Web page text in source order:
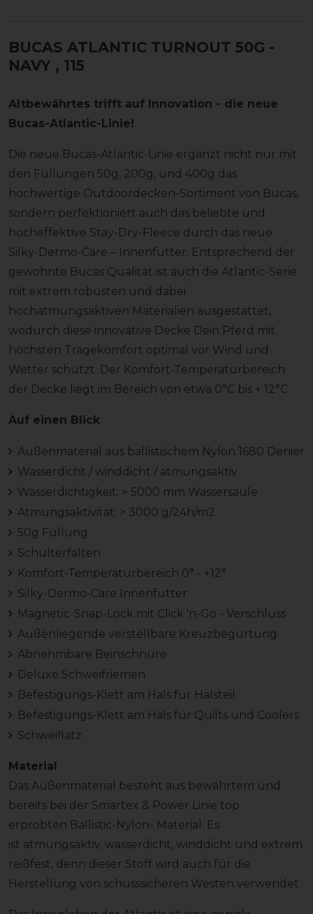
BUCAS ATLANTIC TURNOUT 50G -
NAVY , 115
Altbewährtes trifft auf Innovation - die neue
Bucas-Atlantic-Linie!
Die neue Bucas-Atlantic-Linie ergänzt nicht nur mit
den Füllungen 50g, 200g, und 400g das
hochwertige Outdoordecken-Sortiment von Bucas,
sondern perfektioniert auch das beliebte und
hocheffektive Stay-Dry-Fleece durch das neue
Silky-Dermo-Care – Innenfutter. Entsprechend der
gewohnte Bucas Qualität ist auch die Atlantic-Serie
mit extrem robusten und dabei
hochatmungsaktiven Materialien ausgestattet,
wodurch diese innovative Decke Dein Pferd mit
höchsten Tragekomfort optimal vor Wind und
Wetter schützt. Der Komfort-Temperaturbereich
der Decke liegt im Bereich von etwa 0°C bis + 12°C.
Auf einen Blick
Außenmaterial aus ballistischem Nylon 1680 Denier
Wasserdicht / winddicht / atmungsaktiv
Wasserdichtigkeit: > 5000 mm Wassersäule
Atmungsaktivität: > 3000 g/24h/m2
50g Füllung
Schulterfalten
Komfort-Temperaturbereich 0° - +12°
Silky-Dermo-Care Innenfutter
Magnetic-Snap-Lock mit Click 'n-Go - Verschluss
Außenliegende verstellbare Kreuzbegurtung
Abnehmbare Beinschnüre
Deluxe Schweifriemen
Befestigungs-Klett am Hals für Halsteil
Befestigungs-Klett am Hals für Quilts und Coolers
Schweiflatz
Material
Das Außenmaterial besteht aus bewährtem und
bereits bei der Smartex & Power Linie top
erprobten Ballistic-Nylon- Material. Es
ist atmungsaktiv, wasserdicht, winddicht und extrem
reißfest, denn dieser Stoff wird auch für die
Herstellung von schusssicheren Westen verwendet.